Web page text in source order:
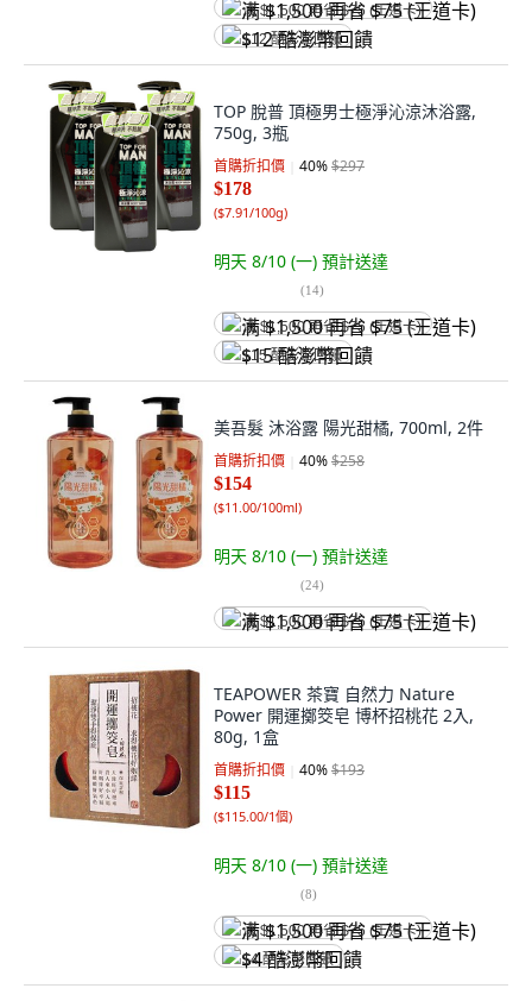
满 $1,500 再省 $75 (王道卡)
$12 酷澎幣回饋
TOP 脫普 頂極男士極淨沁涼沐浴露,
750g, 3瓶
首購折扣價 40%$297
$178
($7.91/100g)
明天 8/10 (一) 預計送達
(14)
满 $1,500 再省 $75 (王道卡)
$15 酷澎幣回饋
美吾髮 沐浴露 陽光甜橘, 700ml, 2件
首購折扣價 40%$258
$154
($11.00/100ml)
明天 8/10 (一) 預計送達
(24)
满 $1,500 再省 $75 (王道卡)
TEAPOWER 茶寶 自然力 Nature
Power 開運擲筊皂 博杯招桃花 2入,
80g, 1盒
首購折扣價 40%$193
$115
($115.00/1個)
明天 8/10 (一) 預計送達
(8)
满 $1,500 再省 $75 (王道卡)
$4 酷澎幣回饋